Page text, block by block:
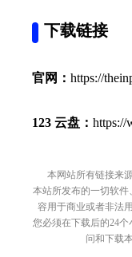
下载链接
官网： https://
123 云盘： https://
本网站所有链接来
本站所发布的一切软
容用于商业或者非法
您必须在下载后的24
问和下载